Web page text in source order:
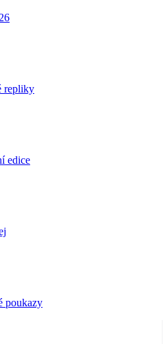
repliky
edice
poukazy